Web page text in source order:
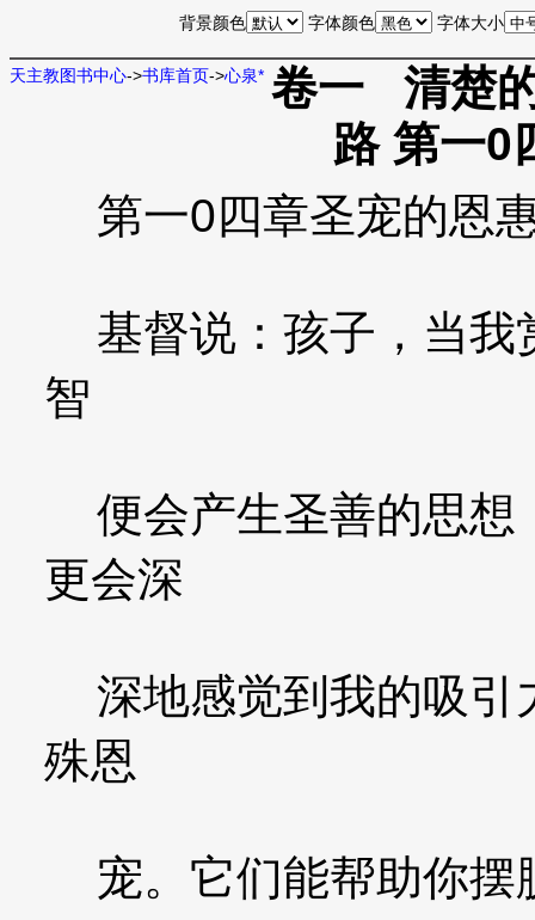
背景颜色 字体颜色 字体大小
天主教图书中心->书库首页->心泉* 卷一 清楚
路 第一0
第一0四章圣宠的恩
基督说：孩子，当我
智
便会产生圣善的思想
更会深
深地感觉到我的吸引
殊恩
宠。它们能帮助你摆